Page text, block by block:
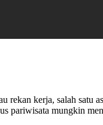
rekan kerja, salah
pariwisata mungkin